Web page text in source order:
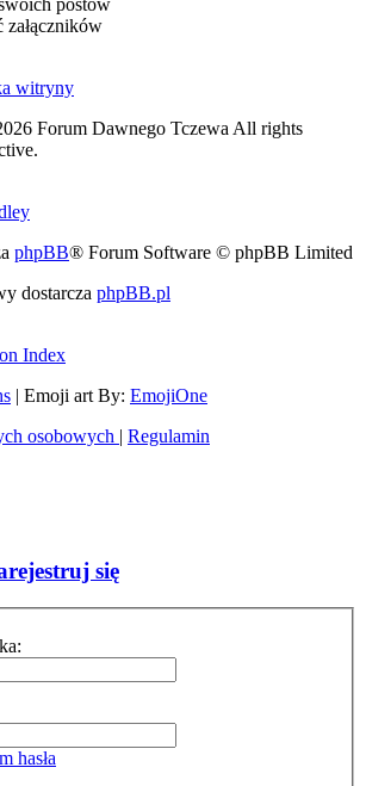
postów
załączników
witryny
Forum Dawnego Tczewa All rights
phpBB® Forum Software © phpBB Limited
dostarcza phpBB.pl
Index
| Emoji art By: EmojiOne
osobowych | Regulamin
się
hasła